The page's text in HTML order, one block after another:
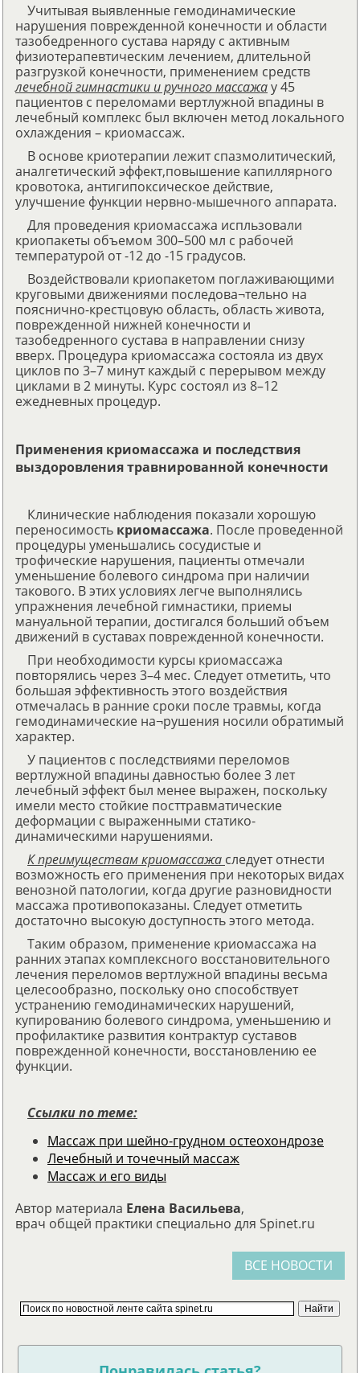
Учитывая выявленные гемодинамические
нарушения поврежденной конечности и области
тазобедренного сустава наряду с активным
физиотерапевтическим лечением, длительной
разгрузкой конечности, применением средств
лечебной гимнастики и ручного массажау 45
пациентов с переломами вертлужной впадины в
лечебный комплекс был включен метод локального
охлаждения – криомассаж.
В основе криотерапии лежит спазмолитический,
аналгетический эффект,повышение капиллярного
кровотока, антигипоксическое действие,
улучшение функции нервно-мышечного аппарата.
Для проведения криомассажа испльзовали
криопакеты объемом 300–500 мл с рабочей
температурой от -12 до -15 градусов.
Воздействовали криопакетом поглаживающими
круговыми движениями последова¬тельно на
пояснично-крестцовую область, область живота,
поврежденной нижней конечности и
тазобедренного сустава в направлении снизу
вверх. Процедура криомассажа состояла из двух
циклов по 3–7 минут каждый с перерывом между
циклами в 2 минуты. Курс состоял из 8–12
ежедневных процедур.
Применения криомассажа и последствия
выздоровления травнированной конечности
Клинические наблюдения показали хорошую
переносимость криомассажа. После проведенной
процедуры уменьшались сосудистые и
трофические нарушения, пациенты отмечали
уменьшение болевого синдрома при наличии
такового. В этих условиях легче выполнялись
упражнения лечебной гимнастики, приемы
мануальной терапии, достигался больший объем
движений в суставах поврежденной конечности.
При необходимости курсы криомассажа
повторялись через 3–4 мес. Следует отметить, что
большая эффективность этого воздействия
отмечалась в ранние сроки после травмы, когда
гемодинамические на¬рушения носили обратимый
характер.
У пациентов с последствиями переломов
вертлужной впадины давностью более 3 лет
лечебный эффект был менее выражен, поскольку
имели место стойкие посттравматические
деформации с выраженными статико-
динамическими нарушениями.
К преимуществам криомассажа следует отнести
возможность его применения при некоторых видах
венозной патологии, когда другие разновидности
массажа противопоказаны. Следует отметить
достаточно высокую доступность этого метода.
Таким образом, применение криомассажа на
ранних этапах комплексного восстановительного
лечения переломов вертлужной впадины весьма
целесообразно, поскольку оно способствует
устранению гемодинамических нарушений,
купированию болевого синдрома, уменьшению и
профилактике развития контрактур суставов
поврежденной конечности, восстановлению ее
функции.
Ссылки по теме:
Массаж при шейно-грудном остеохондрозе
Лечебный и точечный массаж
Массаж и его виды
Автор материала Елена Васильева,
врач общей практики специально для Spinet.ru
ВСЕ НОВОСТИ